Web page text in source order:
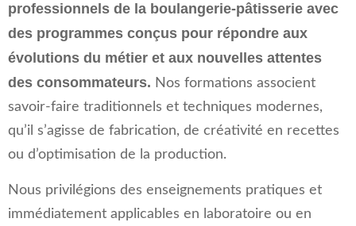
professionnels de la boulangerie-pâtisserie avec
des programmes conçus pour répondre aux
évolutions du métier et aux nouvelles attentes
des consommateurs. Nos formations associent
savoir-faire traditionnels et techniques modernes,
qu’il s’agisse de fabrication, de créativité en recettes
ou d’optimisation de la production.
Nous privilégions des enseignements pratiques et
immédiatement applicables en laboratoire ou en